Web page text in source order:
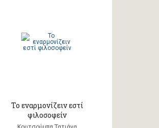
Το εναρμονίζειν εστί
φιλοσοφείν